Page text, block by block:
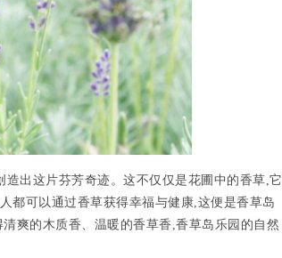
出这片芬芳奇迹。这不仅仅是花圃中的香草,它
都可以通过香草获得幸福与健康,这便是香草岛
爽的木质香、温暖的香草香,香草岛乐园的自然